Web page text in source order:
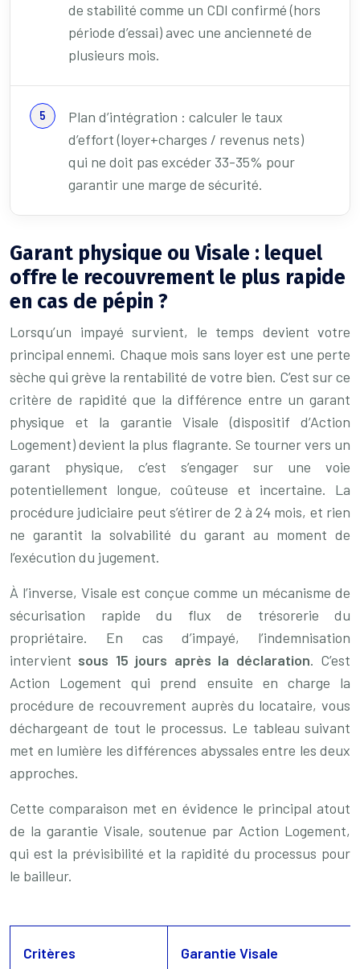
de stabilité comme un CDI confirmé (hors
période d’essai) avec une ancienneté de
plusieurs mois.
Plan d’intégration : calculer le taux
d’effort (loyer+charges / revenus nets)
qui ne doit pas excéder 33-35% pour
garantir une marge de sécurité.
Garant physique ou Visale : lequel
offre le recouvrement le plus rapide
en cas de pépin ?
Lorsqu’un impayé survient, le temps devient votre
principal ennemi. Chaque mois sans loyer est une perte
sèche qui grève la rentabilité de votre bien. C’est sur ce
critère de rapidité que la différence entre un garant
physique et la garantie Visale (dispositif d’Action
Logement) devient la plus flagrante. Se tourner vers un
garant physique, c’est s’engager sur une voie
potentiellement longue, coûteuse et incertaine. La
procédure judiciaire peut s’étirer de 2 à 24 mois, et rien
ne garantit la solvabilité du garant au moment de
l’exécution du jugement.
À l’inverse, Visale est conçue comme un mécanisme de
sécurisation rapide du flux de trésorerie du
propriétaire. En cas d’impayé, l’indemnisation
intervient sous 15 jours après la déclaration. C’est
Action Logement qui prend ensuite en charge la
procédure de recouvrement auprès du locataire, vous
déchargeant de tout le processus. Le tableau suivant
met en lumière les différences abyssales entre les deux
approches.
Cette comparaison met en évidence le principal atout
de la garantie Visale, soutenue par Action Logement,
qui est la prévisibilité et la rapidité du processus pour
le bailleur.
Critères Garantie Visale